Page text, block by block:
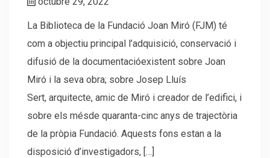
La Biblioteca de la Fundació Joan Miró (FJM) té
com a objectiu principal l’adquisició, conservació i
difusió de la documentacióexistent sobre Joan
Miró i la seva obra; sobre Josep Lluís
Sert, arquitecte, amic de Miró i creador de l’edifici, i
sobre els mésde quaranta-cinc anys de trajectòria
de la pròpia Fundació. Aquests fons estan a la
disposició d’investigadors, […]